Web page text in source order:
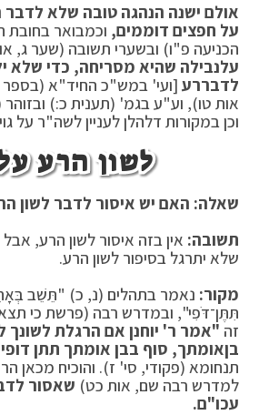
אולם ישנה הנהגה טובה שלא לדבר
על חפצים דוממים, וכמבואר
הכניעה פ"ו) ובשערי תשובה (שער ג,
עלנבילה שהיא מסריחה, כדי שלא
לדבררע [ועי' במש"כ החיד"א
אות טו), וע"ע בגמ' (תענית כ:)
וכן במקורות דלהלן לעניין לשה"ר על
לשון הרע על
שאלה: האם יש איסור לדבר לשון
תשובה: אין בזה איסור לשון הרע, אבל
שלא יתרגל בסיפור לשון הרע.
מקור: נאמר בתהלים (נ, כ) "תֵּשֵׁב
תִּתֶּן־דֹּפִי", ובמדרש רבה (פרשת כי
זה "אמר ר' יוחנן אם הרגלת לשונך
בןאומתך, סוף בבן אומתך תתן
תנחומא (פקודי, סי' ז). והוכיח מכאן
למדרש רבה שם, אות כט) שאסור
עכו"ם.